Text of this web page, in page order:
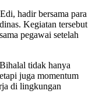
hadir bersama para
Kegiatan tersebut
pegawai setelah
tidak hanya
juga momentum
di lingkungan